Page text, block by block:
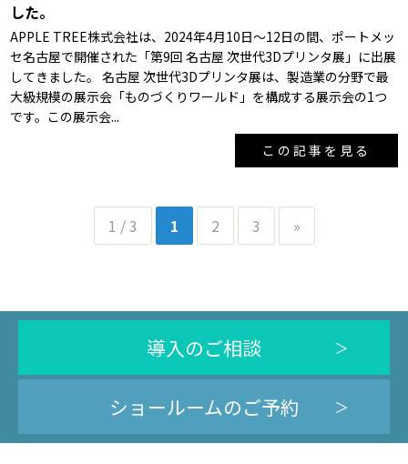
した。
APPLE TREE株式会社は、2024年4月10日～12日の間、ポートメッ
セ名古屋で開催された「第9回 名古屋 次世代3Dプリンタ展」に出展
してきました。 名古屋 次世代3Dプリンタ展は、製造業の分野で最
大級規模の展示会「ものづくりワールド」を構成する展示会の1つ
です。この展示会...
この記事を見る
1 / 3 1 2 3 »
導入のご相談
ショールームのご予約